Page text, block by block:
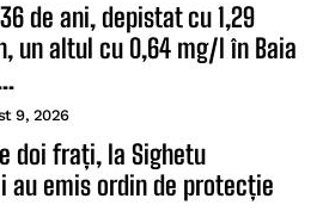
36 de ani, depistat cu 1,29
un altul cu 0,64 mg/l în Baia
9, 2026
doi frați, la Sighetu
emis ordin de protecție